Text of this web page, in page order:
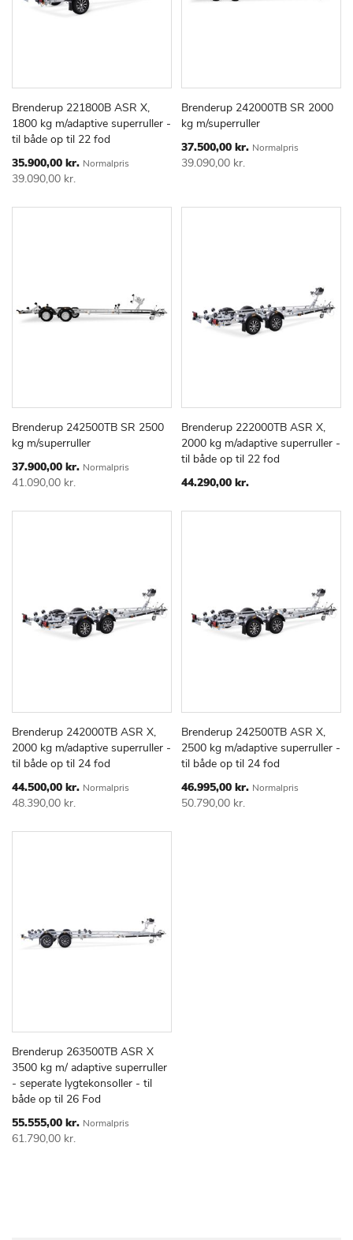
Læg i kurv
TILFØJ
TIL
LISTE
SAMMENLIGN
Brenderup 221800B ASR X,
1800 kg m/adaptive superruller -
til både op til 22 fod
Special
Price
35.900,00 kr. Normalpris
39.090,00 kr.
Læg i kurv
TILFØJ
ØNSKE
Brenderup 242000TB SR 2000
kg m/superruller
Special
Price
37.500,00 kr. Normalpris
39.090,00 kr.
Læg i kurv
TILFØJ
ØNSKE
SAMMENLIGN
Brenderup 242500TB SR 2500
kg m/superruller
Special
Price
37.900,00 kr. Normalpris
41.090,00 kr.
Læg i kurv
TILFØJ
TIL
Brenderup 222000TB ASR X,
2000 kg m/adaptive superruller -
til både op til 22 fod
44.290,00 kr.
Læg i kurv
TILFØJ
TIL
LISTE
SAMMENLIGN
Brenderup 242000TB ASR X,
2000 kg m/adaptive superruller -
til både op til 24 fod
Special
Price
44.500,00 kr. Normalpris
48.390,00 kr.
Læg i kurv
TILFØJ
TIL
LISTE
Brenderup 242500TB ASR X,
2500 kg m/adaptive superruller -
til både op til 24 fod
Special
Price
46.995,00 kr. Normalpris
50.790,00 kr.
Læg i kurv
TILFØJ
TIL
ØNSKE
SAMMENLIGN
Brenderup 263500TB ASR X
3500 kg m/ adaptive superruller
- seperate lygtekonsoller - til
både op til 26 Fod
Special
Price
55.555,00 kr. Normalpris
61.790,00 kr.